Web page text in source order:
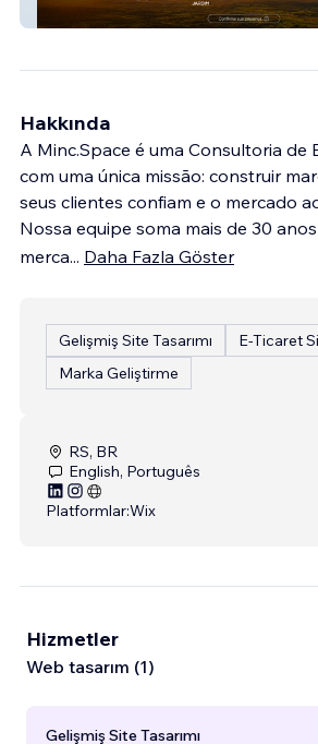
Ginco Urbanismo
Hakkında
A Minc.Space é uma Consultoria de
com uma única missão: construir
seus clientes confiam e o mercado
Nossa equipe soma mais de 30
merca... Daha Fazla Göster
Gelişmiş Site Tasarımı
E-Ticaret
Marka Geliştirme
RS, BR
English, Português
Platformlar:Wix
Hizmetler
Web tasarım (1)
Gelişmiş Site Tasarımı